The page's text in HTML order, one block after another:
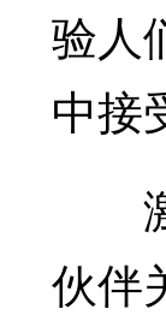
验人
中接
激
伙伴